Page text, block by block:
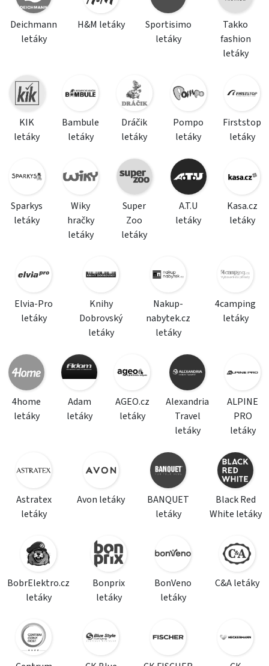
Deichmann
letáky
H&M letáky
Sportisimo
letáky
Takko
fashion
letáky
KIK
letáky
Bambule
letáky
Dráčik
letáky
Pompo
letáky
Firststop
letáky
Sparkys
letáky
Wiky
hračky
letáky
Super
Zoo
letáky
A.T.U
letáky
Kasa.cz
letáky
Elvia-Pro
letáky
Knihy
Dobrovský
letáky
Nakup-
nabytek.cz
letáky
4camping
letáky
4home
letáky
Adam
letáky
AGEO.cz
letáky
Alexandria
Travel
letáky
ALPINE
PRO
letáky
Astratex
letáky
Avon letáky
BANQUET
letáky
Black Red
White letáky
BobrElektro.cz
letáky
Bonprix
letáky
BonVeno
letáky
C&A letáky